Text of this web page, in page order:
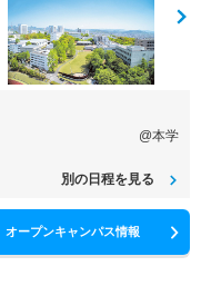
@本学
別の日程を見る
オープンキャンパス情報